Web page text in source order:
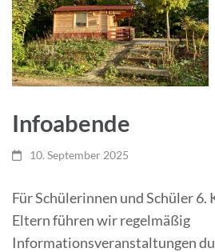
Infoabende
10. September 2025
Für Schülerinnen und Schüler 6.
Eltern führen wir regelmäßig
Informationsveranstaltungen